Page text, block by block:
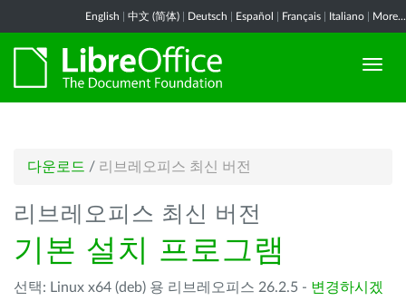
English 中文 (简体) Deutsch Español Français Italiano More...
다운로드 / 리브레오피스 최신 버전
리브레오피스 최신 버전
기본 설치 프로그램
선택: Linux x64 (deb) 용 리브레오피스 26.2.5 - 변경하시겠